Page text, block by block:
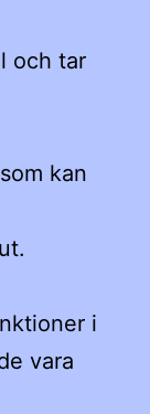
och tar
kan
i
vara